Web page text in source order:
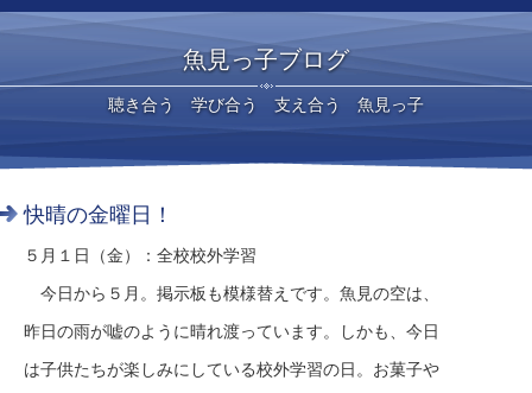
魚見っ子ブログ
聴き合う 学び合う 支え合う 魚見っ子
快晴の金曜日！
５月１日（金）：全校校外学習
今日から５月。掲示板も模様替えです。魚見の空は、
昨日の雨が嘘のように晴れ渡っています。しかも、今日
は子供たちが楽しみにしている校外学習の日。お菓子や